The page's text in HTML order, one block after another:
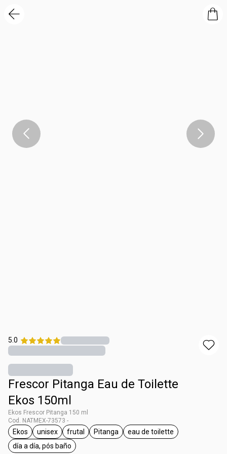
5.0
Frescor Pitanga Eau de Toilette
Ekos 150ml
Ekos Frescor Pitanga 150 ml
Cod. NATMEX-73573 -
etiqueta Ekos
Ekos
etiqueta unisex
unisex
etiqueta frutal
frutal
etiqueta Pitanga
Pitanga
etiqueta eau de toilette
eau de toilette
etiqueta día a día, pós baño
día a día, pós baño